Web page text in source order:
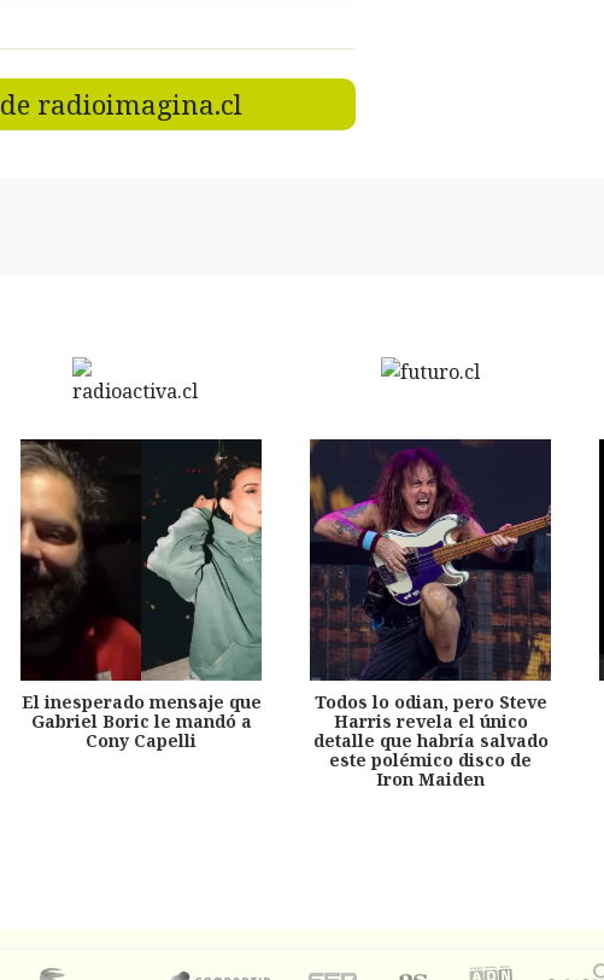
de radioimagina.cl
El inesperado mensaje que
Gabriel Boric le mandó a
Cony Capelli
Todos lo odian, pero Steve
Harris revela el único
detalle que habría salvado
este polémico disco de
Iron Maiden